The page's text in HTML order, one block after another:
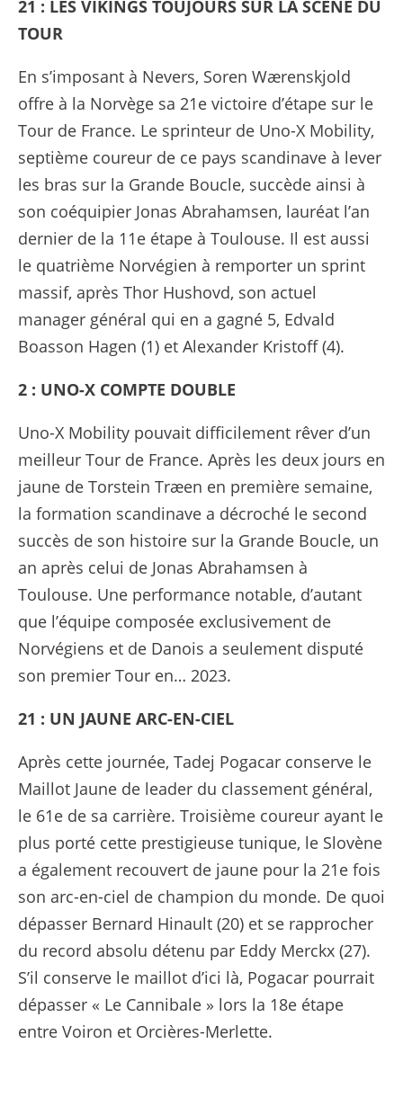
21 : LES VIKINGS TOUJOURS SUR LA SCÈNE DU
TOUR
En s’imposant à Nevers, Soren Wærenskjold
offre à la Norvège sa 21e victoire d’étape sur le
Tour de France. Le sprinteur de Uno-X Mobility,
septième coureur de ce pays scandinave à lever
les bras sur la Grande Boucle, succède ainsi à
son coéquipier Jonas Abrahamsen, lauréat l’an
dernier de la 11e étape à Toulouse. Il est aussi
le quatrième Norvégien à remporter un sprint
massif, après Thor Hushovd, son actuel
manager général qui en a gagné 5, Edvald
Boasson Hagen (1) et Alexander Kristoff (4).
2 : UNO-X COMPTE DOUBLE
Uno-X Mobility pouvait difficilement rêver d’un
meilleur Tour de France. Après les deux jours en
jaune de Torstein Træen en première semaine,
la formation scandinave a décroché le second
succès de son histoire sur la Grande Boucle, un
an après celui de Jonas Abrahamsen à
Toulouse. Une performance notable, d’autant
que l’équipe composée exclusivement de
Norvégiens et de Danois a seulement disputé
son premier Tour en… 2023.
21 : UN JAUNE ARC-EN-CIEL
Après cette journée, Tadej Pogacar conserve le
Maillot Jaune de leader du classement général,
le 61e de sa carrière. Troisième coureur ayant le
plus porté cette prestigieuse tunique, le Slovène
a également recouvert de jaune pour la 21e fois
son arc-en-ciel de champion du monde. De quoi
dépasser Bernard Hinault (20) et se rapprocher
du record absolu détenu par Eddy Merckx (27).
S’il conserve le maillot d’ici là, Pogacar pourrait
dépasser « Le Cannibale » lors la 18e étape
entre Voiron et Orcières-Merlette.